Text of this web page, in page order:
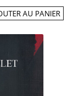
AU PANIER